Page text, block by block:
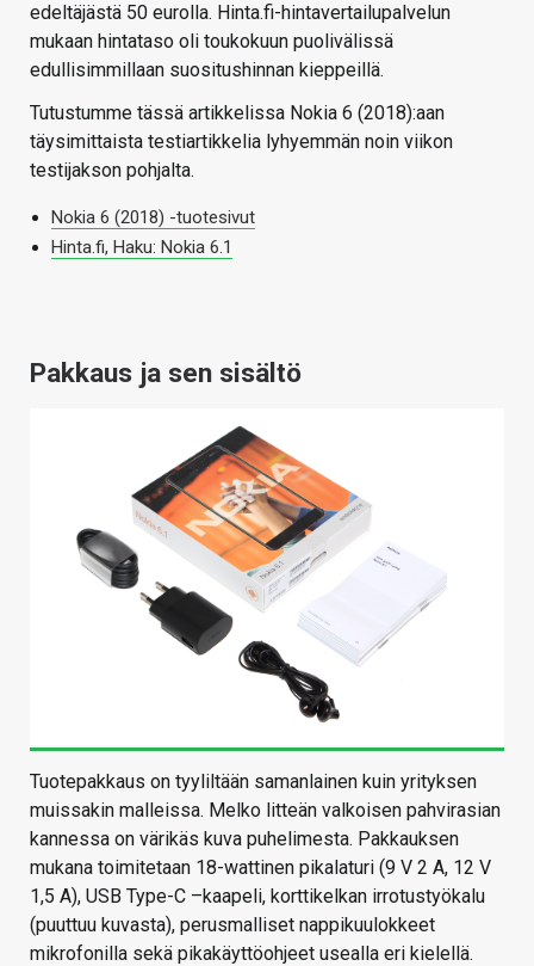
edeltäjästä 50 eurolla. Hinta.fi-hintavertailupalvelun
mukaan hintataso oli toukokuun puolivälissä
edullisimmillaan suositushinnan kieppeillä.
Tutustumme tässä artikkelissa Nokia 6 (2018):aan
täysimittaista testiartikkelia lyhyemmän noin viikon
testijakson pohjalta.
Nokia 6 (2018) -tuotesivut
Hinta.fi, Haku: Nokia 6.1
Pakkaus ja sen sisältö
Tuotepakkaus on tyyliltään samanlainen kuin yrityksen
muissakin malleissa. Melko litteän valkoisen pahvirasian
kannessa on värikäs kuva puhelimesta. Pakkauksen
mukana toimitetaan 18-wattinen pikalaturi (9 V 2 A, 12 V
1,5 A), USB Type-C –kaapeli, korttikelkan irrotustyökalu
(puuttuu kuvasta), perusmalliset nappikuulokkeet
mikrofonilla sekä pikakäyttöohjeet usealla eri kielellä.